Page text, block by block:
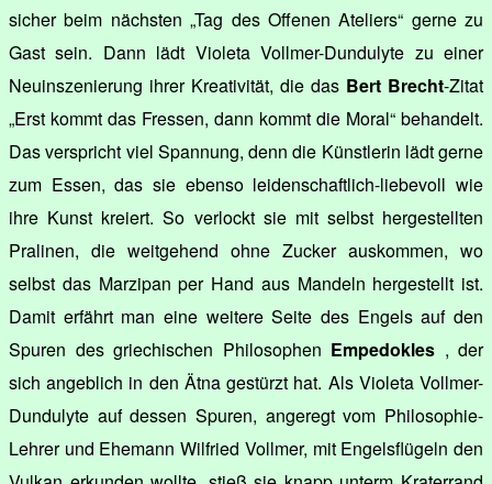
sicher beim nächsten „Tag des Offenen Ateliers“ gerne zu
Gast sein. Dann lädt Violeta Vollmer-Dundulyte zu einer
Neuinszenierung ihrer Kreativität, die das Bert Brecht-Zitat
„Erst kommt das Fressen, dann kommt die Moral“ behandelt.
Das verspricht viel Spannung, denn die Künstlerin lädt gerne
zum Essen, das sie ebenso leidenschaftlich-liebevoll wie
ihre Kunst kreiert. So verlockt sie mit selbst hergestellten
Pralinen, die weitgehend ohne Zucker auskommen, wo
selbst das Marzipan per Hand aus Mandeln hergestellt ist.
Damit erfährt man eine weitere Seite des Engels auf den
Spuren des griechischen Philosophen Empedokles , der
sich angeblich in den Ätna gestürzt hat. Als Violeta Vollmer-
Dundulyte auf dessen Spuren, angeregt vom Philosophie-
Lehrer und Ehemann Wilfried Vollmer, mit Engelsflügeln den